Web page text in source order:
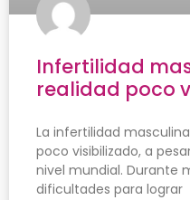
Infertilidad
realidad poco
La infertilidad
poco visibilizado, a
nivel mundial. Durante
dificultades para lograr